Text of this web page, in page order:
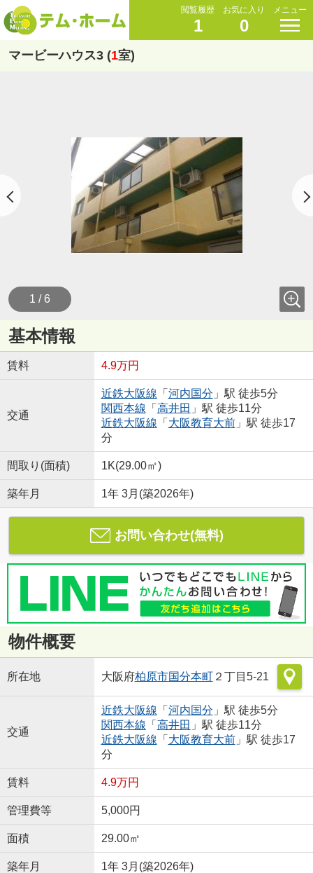
閲覧履歴
1
お気に入り
0
メニュー
マービーハウス3 (1室)
1 / 6
基本情報
賃料 4.9万円
交通
近鉄大阪線 「 河内国分 」駅 徒歩5分
関西本線 「 高井田 」駅 徒歩11分
近鉄大阪線 「 大阪教育大前」駅 徒歩17
分
間取り(面積) 1K(29.00㎡)
築年月 1年 3月(築2026年)
お問い合わせ(無料)
物件概要
所在地 大阪府柏原市国分本町２丁目5-21
交通
近鉄大阪線 「 河内国分 」駅 徒歩5分
関西本線 「 高井田 」駅 徒歩11分
近鉄大阪線 「 大阪教育大前」駅 徒歩17
分
賃料 4.9万円
管理費等 5,000円
面積 29.00㎡
築年月 1年 3月(築2026年)